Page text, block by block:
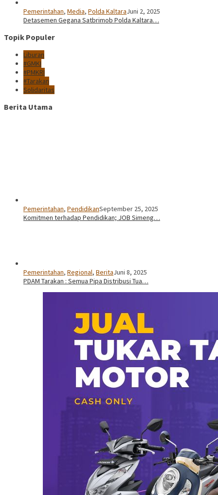
Pemerintahan, Media, Polda KaltaraJuni 2, 2025
Detasemen Gegana Satbrimob Polda Kaltara…
Topik Populer
Liburan
#GMKI
#PMKRI
#Tarakan
Solidaritas
Berita Utama
Pemerintahan, PendidikanSeptember 25, 2025
Komitmen terhadap Pendidikan; JOB Simeng…
Pemerintahan, Regional, BeritaJuni 8, 2025
PDAM Tarakan : Semua Pipa Distribusi Tua…